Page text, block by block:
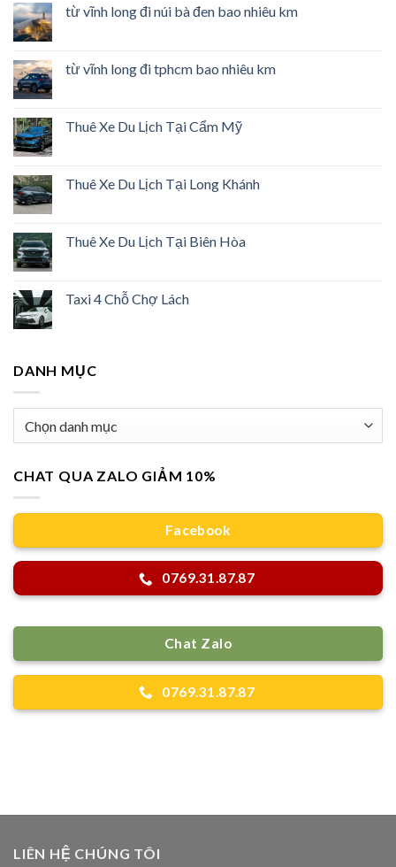
từ vĩnh long đi núi bà đen bao nhiêu km
từ vĩnh long đi tphcm bao nhiêu km
Thuê Xe Du Lịch Tại Cẩm Mỹ
Thuê Xe Du Lịch Tại Long Khánh
Thuê Xe Du Lịch Tại Biên Hòa
Taxi 4 Chỗ Chợ Lách
DANH MỤC
CHAT QUA ZALO GIẢM 10%
Facebook
0769.31.87.87
Chat Zalo
0769.31.87.87
LIÊN HỆ CHÚNG TÔI